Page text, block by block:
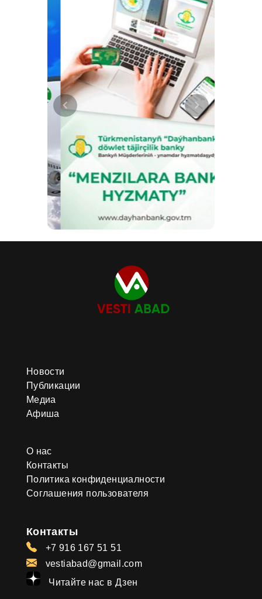
Новости
Публикации
Медиа
Афиша
О нас
Контакты
Политика конфиденциалности
Соглашения пользователя
Контакты
+7 916 167 51 51
vestiabad@gmail.com
Читайте нас в Дзен